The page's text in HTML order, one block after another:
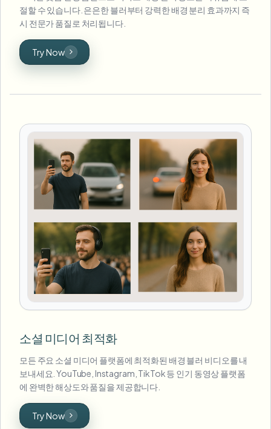
절할 수 있습니다. 은은한 블러부터 강력한 배경 분리 효과까지 즉
시 전문가 품질로 처리됩니다.
Try Now
소셜 미디어 최적화
모든 주요 소셜 미디어 플랫폼에 최적화된 배경 블러 비디오를 내
보내세요. YouTube, Instagram, TikTok 등 인기 동영상 플랫폼
에 완벽한 해상도와 품질을 제공합니다.
Try Now